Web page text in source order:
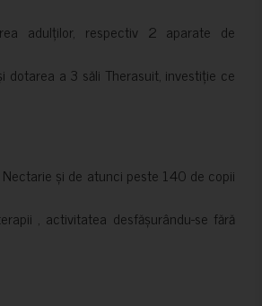
adulților, respectiv 2 aparate de
dotarea a 3 săli Therasuit, investiție ce
și de atunci peste 140 de copii
, activitatea desfășurându-se fără